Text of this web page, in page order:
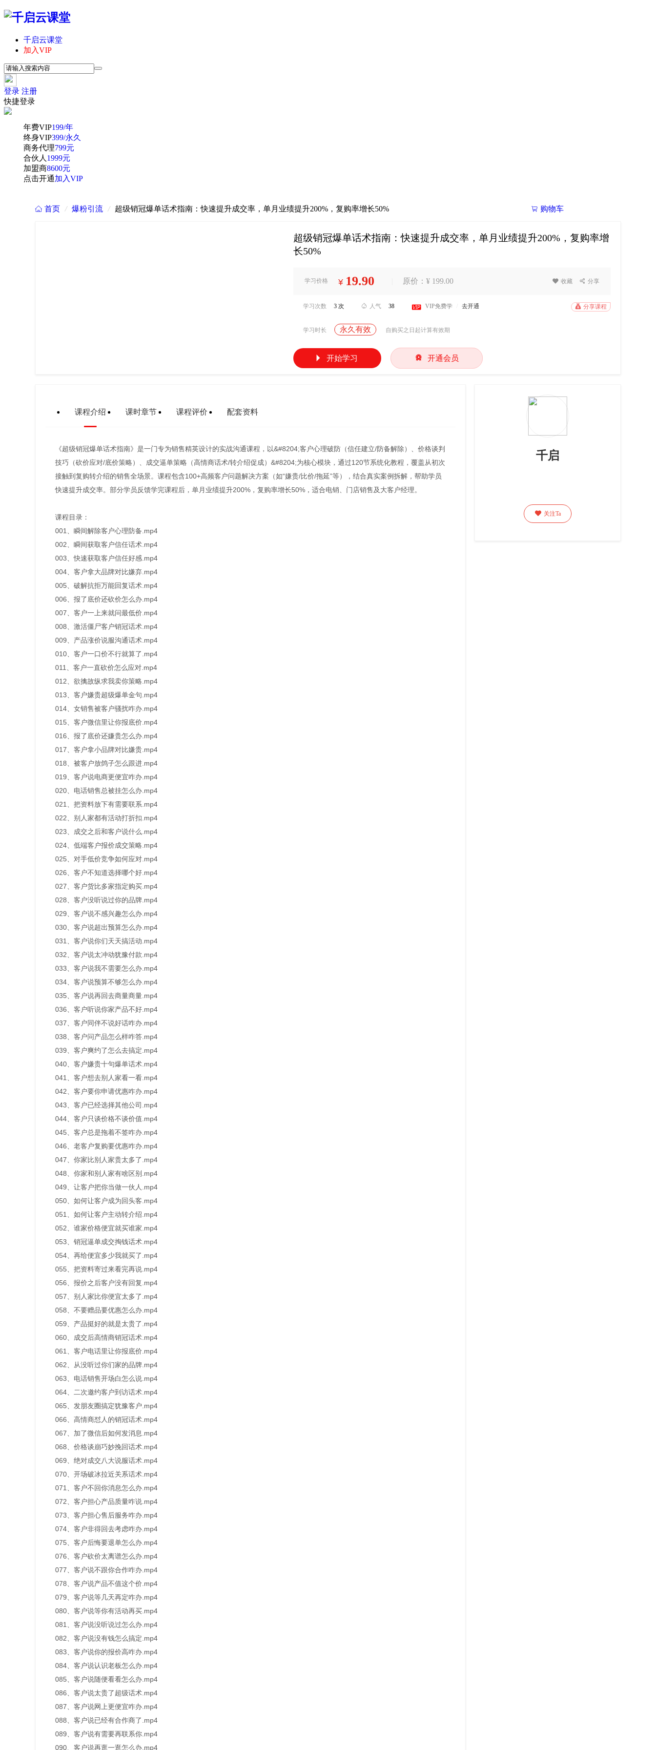
千启云课堂
加入VIP
登录 注册
快捷登录
年费VIP199/年
终身VIP399/永久
商务代理799元
合伙人 1999元
加盟商8600元
点击开通加入VIP
 购物车
 首页 / 爆粉引流 / 超级销冠爆单话术指南：快速提升成交率，单月业绩提升200%，复购率增长50%
超级销冠爆单话术指南：快速提升成交率，单月业绩提升200%，复购率增
长50%
学习价格 ¥ 19.90 原价：¥ 199.00  收藏  分享
学习次数 3 次  人气 38  VIP免费学 去开通  分享课程
学习时长 永久有效 自购买之日起计算有效期
 开始学习  开通会员
课程介绍 课时章节 课程评价 配套资料
《超级销冠爆单话术指南》是一门专为销售精英设计的实战沟通课程，以&#8204;客户心理破防（信任建立/防备解除）、价格谈判
技巧（砍价应对/底价策略）、成交逼单策略（高情商话术/转介绍促成）&#8204;为核心模块，通过120节系统化教程，覆盖从初次
接触到复购转介绍的销售全场景。课程包含100+高频客户问题解决方案（如“嫌贵/比价/拖延”等），结合真实案例拆解，帮助学员
快速提升成交率。部分学员反馈学完课程后，单月业绩提升200%，复购率增长50%，适合电销、门店销售及大客户经理。
课程目录：
001、瞬间解除客户心理防备.mp4
002、瞬间获取客户信任话术.mp4
003、快速获取客户信任好感.mp4
004、客户拿大品牌对比嫌弃.mp4
005、破解抗拒万能回复话术.mp4
006、报了底价还砍价怎么办.mp4
007、客户一上来就问最低价.mp4
008、激活僵尸客户销冠话术.mp4
009、产品涨价说服沟通话术.mp4
010、客户一口价不行就算了.mp4
011、客户一直砍价怎么应对.mp4
012、欲擒故纵求我卖你策略.mp4
013、客户嫌贵超级爆单金句.mp4
014、女销售被客户骚扰咋办.mp4
015、客户微信里让你报底价.mp4
016、报了底价还嫌贵怎么办.mp4
017、客户拿小品牌对比嫌贵.mp4
018、被客户放鸽子怎么跟进.mp4
019、客户说电商更便宜咋办.mp4
020、电话销售总被挂怎么办.mp4
021、把资料放下有需要联系.mp4
022、别人家都有活动打折扣.mp4
023、成交之后和客户说什么.mp4
024、低端客户报价成交策略.mp4
025、对手低价竞争如何应对.mp4
026、客户不知道选择哪个好.mp4
027、客户货比多家指定购买.mp4
028、客户没听说过你的品牌.mp4
029、客户说不感兴趣怎么办.mp4
030、客户说超出预算怎么办.mp4
031、客户说你们天天搞活动.mp4
032、客户说太冲动犹豫付款.mp4
033、客户说我不需要怎么办.mp4
034、客户说预算不够怎么办.mp4
035、客户说再回去商量商量.mp4
036、客户听说你家产品不好.mp4
037、客户同伴不说好话咋办.mp4
038、客户问产品怎么样咋答.mp4
039、客户爽约了怎么去搞定.mp4
040、客户嫌贵十句爆单话术.mp4
041、客户想去别人家看一看.mp4
042、客户要你申请优惠咋办.mp4
043、客户已经选择其他公司.mp4
044、客户只谈价格不谈价值.mp4
045、客户总是拖着不签咋办.mp4
046、老客户复购要优惠咋办.mp4
047、你家比别人家贵太多了.mp4
048、你家和别人家有啥区别.mp4
049、让客户把你当做一伙人.mp4
050、如何让客户成为回头客.mp4
051、如何让客户主动转介绍.mp4
052、谁家价格便宜就买谁家.mp4
053、销冠逼单成交掏钱话术.mp4
054、再给便宜多少我就买了.mp4
055、把资料寄过来看完再说.mp4
056、报价之后客户没有回复.mp4
057、别人家比你便宜太多了.mp4
058、不要赠品要优惠怎么办.mp4
059、产品挺好的就是太贵了.mp4
060、成交后高情商销冠话术.mp4
061、客户电话里让你报底价.mp4
062、从没听过你们家的品牌.mp4
063、电话销售开场白怎么说.mp4
064、二次邀约客户到访话术.mp4
065、发朋友圈搞定犹豫客户.mp4
066、高情商怼人的销冠话术.mp4
067、加了微信后如何发消息.mp4
068、价格谈崩巧妙挽回话术.mp4
069、绝对成交八大说服话术.mp4
070、开场破冰拉近关系话术.mp4
071、客户不回你消息怎么办.mp4
072、客户担心产品质量咋说.mp4
073、客户担心售后服务咋办.mp4
074、客户非得回去考虑咋办.mp4
075、客户后悔要退单怎么办.mp4
076、客户砍价太离谱怎么办.mp4
077、客户说不跟你合作咋办.mp4
078、客户说产品不值这个价.mp4
079、客户说等几天再定咋办.mp4
080、客户说等你有活动再买.mp4
081、客户说没听说过怎么办.mp4
082、客户说没有钱怎么搞定.mp4
083、客户说你的报价高咋办.mp4
084、客户说认识老板怎么办.mp4
085、客户说随便看看怎么办.mp4
086、客户说太贵了超级话术.mp4
087、客户说网上更便宜咋办.mp4
088、客户说已经有合作商了.mp4
089、客户说有需要再联系你.mp4
090、客户说再逛一逛怎么办.mp4
千启
 关注Ta